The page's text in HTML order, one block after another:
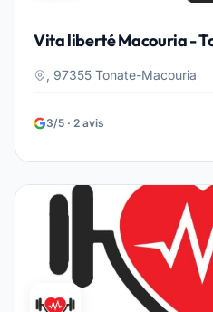
Vita liberté Macouria -
, 97355 Tonate-Macouria
3/5 · 2 avis